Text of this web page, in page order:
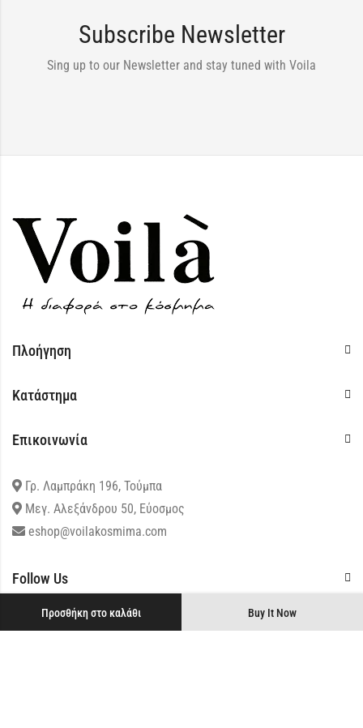
Προσθήκη στο καλάθι Buy It Now
Subscribe Newsletter
Sing up to our Newsletter and stay tuned with Voila
Πλοήγηση
Κατάστημα
Επικοινωνία
Γρ. Λαμπράκη 196, Τούμπα
Μεγ. Αλεξάνδρου 50, Εύοσμος
eshop@voilakosmima.com
Follow Us